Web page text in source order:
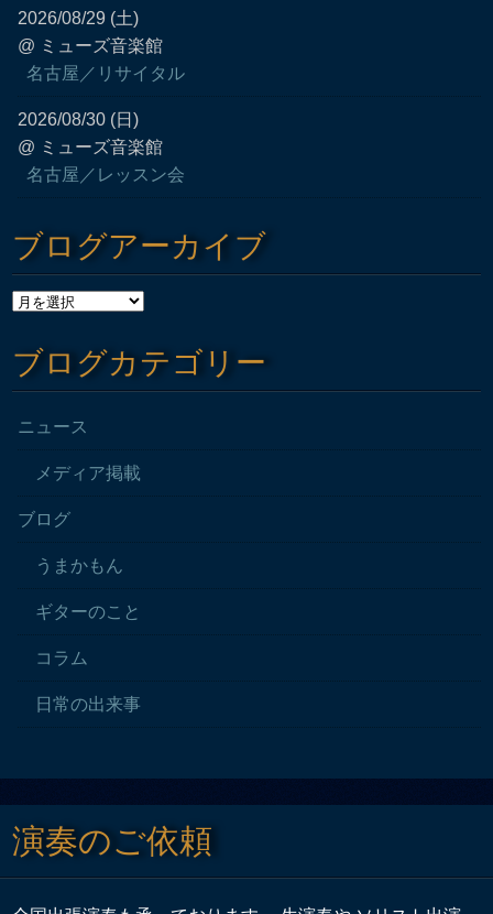
2026/08/29 (土)
@ ミューズ音楽館
名古屋／リサイタル
2026/08/30 (日)
@ ミューズ音楽館
名古屋／レッスン会
ブログアーカイブ
ブログカテゴリー
ニュース
メディア掲載
ブログ
うまかもん
ギターのこと
コラム
日常の出来事
演奏のご依頼